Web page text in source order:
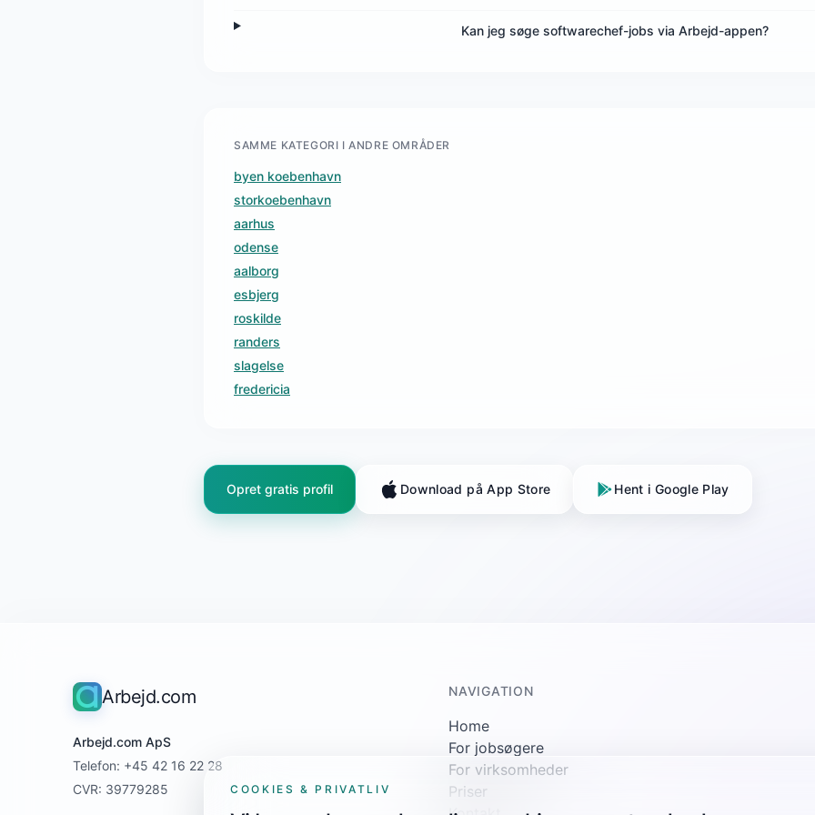
Kan jeg søge softwarechef-jobs via Arbejd-appen?
SAMME KATEGORI I ANDRE OMRÅDER
byen koebenhavn
storkoebenhavn
aarhus
odense
aalborg
esbjerg
roskilde
randers
slagelse
fredericia
Opret gratis profil Download på App Store Hent i Google Play
Arbejd.com
Arbejd.com ApS
Telefon: +45 42 16 22 28
CVR: 39779285
NAVIGATION
Home
For jobsøgere
For virksomheder
Priser
COOKIES & PRIVATLIV